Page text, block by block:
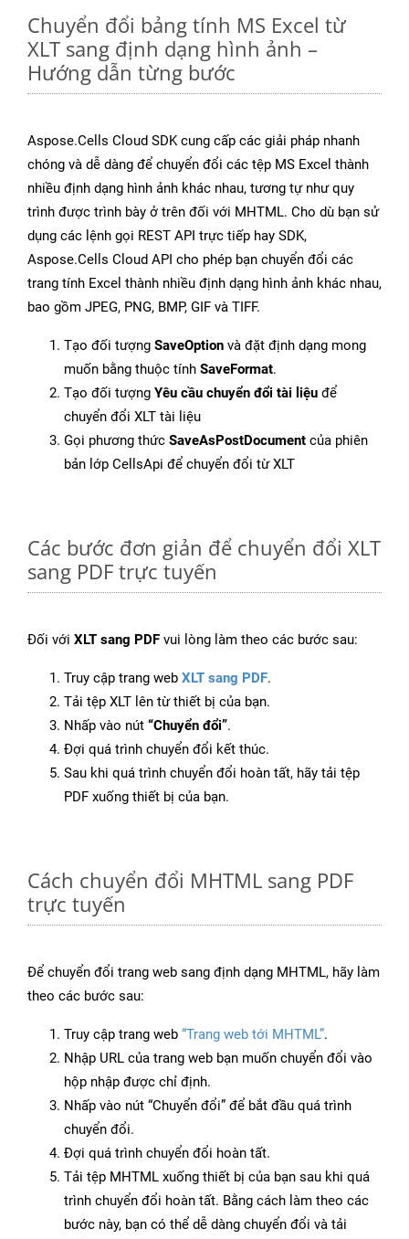
Chuyển đổi bảng tính MS Excel từ
XLT sang định dạng hình ảnh –
Hướng dẫn từng bước
Aspose.Cells Cloud SDK cung cấp các giải pháp nhanh
chóng và dễ dàng để chuyển đổi các tệp MS Excel thành
nhiều định dạng hình ảnh khác nhau, tương tự như quy
trình được trình bày ở trên đối với MHTML. Cho dù bạn sử
dụng các lệnh gọi REST API trực tiếp hay SDK,
Aspose.Cells Cloud API cho phép bạn chuyển đổi các
trang tính Excel thành nhiều định dạng hình ảnh khác nhau,
bao gồm JPEG, PNG, BMP, GIF và TIFF.
Tạo đối tượng SaveOption và đặt định dạng mong
muốn bằng thuộc tính SaveFormat.
Tạo đối tượng Yêu cầu chuyển đổi tài liệu để
chuyển đổi XLT tài liệu
Gọi phương thức SaveAsPostDocument của phiên
bản lớp CellsApi để chuyển đổi từ XLT
Các bước đơn giản để chuyển đổi XLT
sang PDF trực tuyến
Đối với XLT sang PDF vui lòng làm theo các bước sau:
Truy cập trang web XLT sang PDF.
Tải tệp XLT lên từ thiết bị của bạn.
Nhấp vào nút “Chuyển đổi”.
Đợi quá trình chuyển đổi kết thúc.
Sau khi quá trình chuyển đổi hoàn tất, hãy tải tệp
PDF xuống thiết bị của bạn.
Cách chuyển đổi MHTML sang PDF
trực tuyến
Để chuyển đổi trang web sang định dạng MHTML, hãy làm
theo các bước sau:
Truy cập trang web “Trang web tới MHTML”.
Nhập URL của trang web bạn muốn chuyển đổi vào
hộp nhập được chỉ định.
Nhấp vào nút “Chuyển đổi” để bắt đầu quá trình
chuyển đổi.
Đợi quá trình chuyển đổi hoàn tất.
Tải tệp MHTML xuống thiết bị của bạn sau khi quá
trình chuyển đổi hoàn tất. Bằng cách làm theo các
bước này, bạn có thể dễ dàng chuyển đổi và tải